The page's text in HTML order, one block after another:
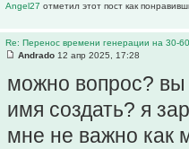
Angel27 отметил этот пост как
Re: Перенос времени генерации на 30-
Andrado 12 апр 2025, 17:28
можно вопрос? вы
имя создать? я
мне не важно как